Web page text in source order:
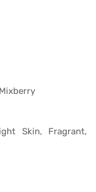
Skin, Fragrant,